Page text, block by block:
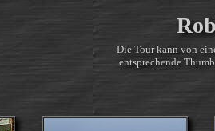
Die Tour kann von
entsprechende